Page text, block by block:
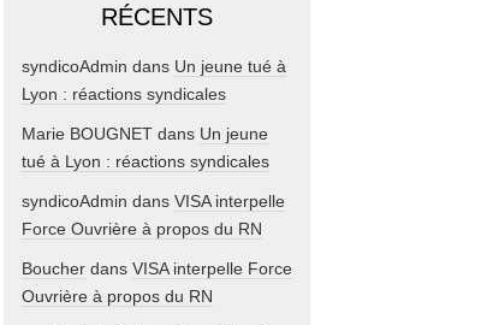
RÉCENTS
syndicoAdmin dans Un jeune tué à
Lyon : réactions syndicales
Marie BOUGNET dans Un jeune
tué à Lyon : réactions syndicales
syndicoAdmin dans VISA interpelle
Force Ouvrière à propos du RN
Boucher dans VISA interpelle Force
Ouvrière à propos du RN